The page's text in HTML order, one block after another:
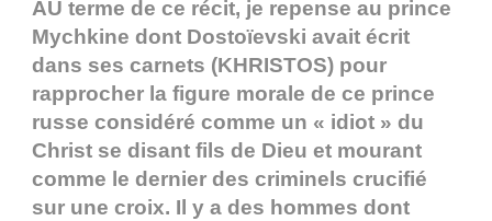
AU terme de ce récit, je repense au prince
Mychkine dont Dostoïevski avait écrit
dans ses carnets (KHRISTOS) pour
rapprocher la figure morale de ce prince
russe considéré comme un « idiot » du
Christ se disant fils de Dieu et mourant
comme le dernier des criminels crucifié
sur une croix. Il y a des hommes dont